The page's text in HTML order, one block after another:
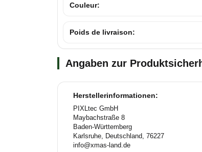
Couleur:
Poids de livraison:
Angaben zur
Herstellerinformationen:
PIXLtec GmbH
Maybachstraße 8
Baden-Württemberg
Karlsruhe, Deutschland, 76227
info@xmas-land.de